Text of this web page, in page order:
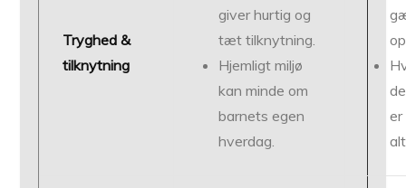
Tryghed &
tilknytning
giver hurtig og
tæt tilknytning.
Hjemligt miljø
kan minde om
barnets egen
hverdag.
er